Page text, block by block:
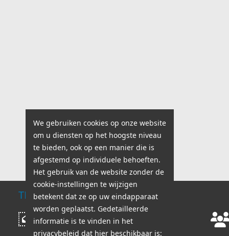
TECHNISCHE ONDERSTEUNING
Bericht schrijven
Werkuren:
We gebruiken cookies op onze website
om u diensten op het hoogste niveau
te bieden, ook op een manier die is
afgestemd op individuele behoeften.
Het gebruik van de website zonder de
cookie-instellingen te wijzigen
betekent dat ze op uw eindapparaat
worden geplaatst. Gedetailleerde
informatie is te vinden in het
privacybeleid dat hier beschikbaar is: